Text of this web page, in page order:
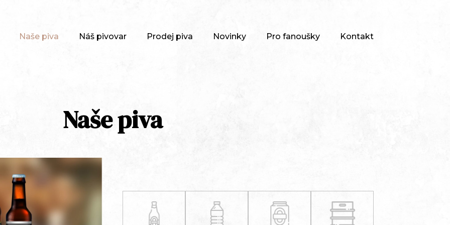
Naše piva Náš pivovar Prodej piva Novinky Pro fanoušky Kontakt
Naše piva